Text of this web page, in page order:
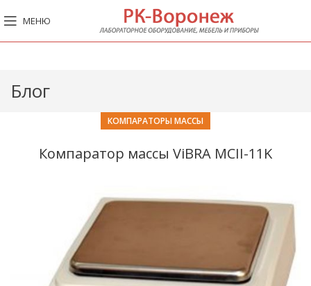
МЕНЮ
Блог
КОМПАРАТОРЫ МАССЫ
Компаратор массы ViBRA MCII-11K